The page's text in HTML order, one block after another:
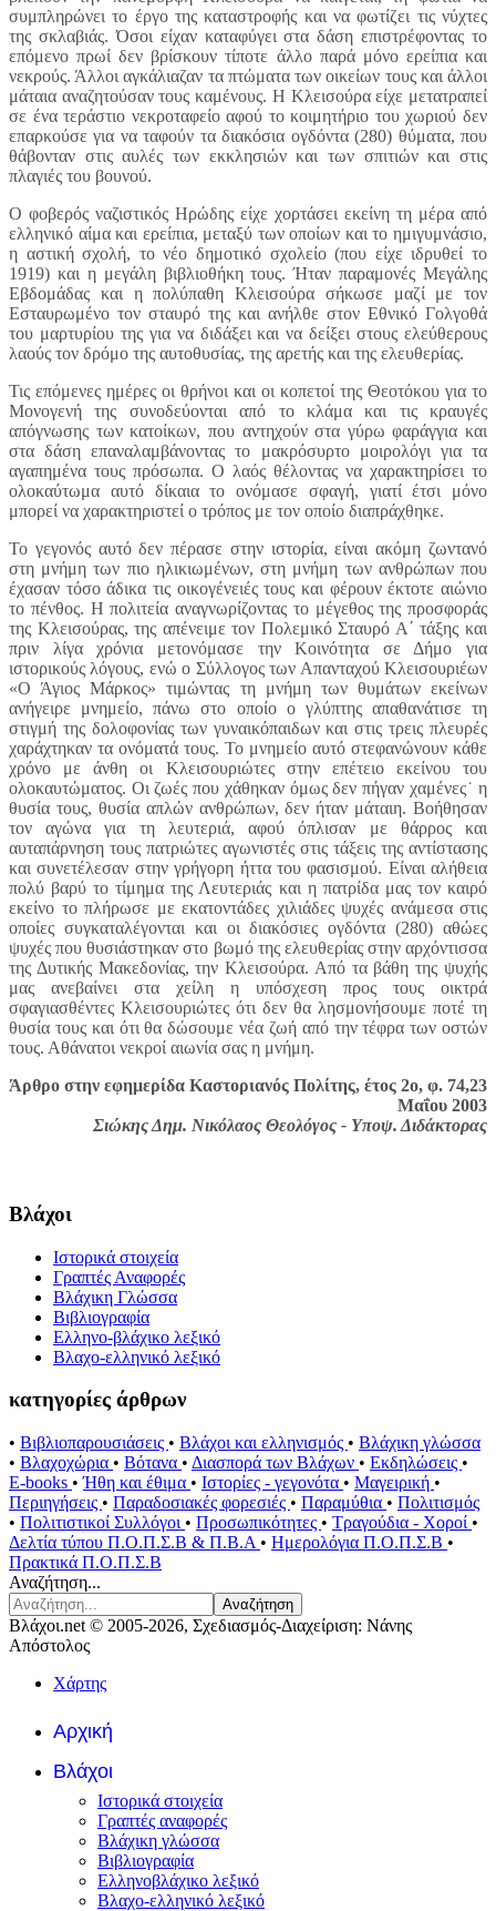
συμπληρώνει το έργο της καταστροφής και να φωτίζει τις νύχτες
της σκλαβιάς. Όσοι είχαν καταφύγει στα δάση επιστρέφοντας το
επόμενο πρωί δεν βρίσκουν τίποτε άλλο παρά μόνο ερείπια και
νεκρούς. Άλλοι αγκάλιαζαν τα πτώματα των οικείων τους και άλλοι
μάταια αναζητούσαν τους καμένους. Η Κλεισούρα είχε μετατραπεί
σε ένα τεράστιο νεκροταφείο αφού το κοιμητήριο του χωριού δεν
επαρκούσε για να ταφούν τα διακόσια ογδόντα (280) θύματα, που
θάβονταν στις αυλές των εκκλησιών και των σπιτιών και στις
πλαγιές του βουνού.
Ο φοβερός ναζιστικός Ηρώδης είχε χορτάσει εκείνη τη μέρα από
ελληνικό αίμα και ερείπια, μεταξύ των οποίων και το ημιγυμνάσιο,
η αστική σχολή, το νέο δημοτικό σχολείο (που είχε ιδρυθεί το
1919) και η μεγάλη βιβλιοθήκη τους. Ήταν παραμονές Μεγάλης
Εβδομάδας και η πολύπαθη Κλεισούρα σήκωσε μαζί με τον
Εσταυρωμένο τον σταυρό της και ανήλθε στον Εθνικό Γολγοθά
του μαρτυρίου της για να διδάξει και να δείξει στους ελεύθερους
λαούς τον δρόμο της αυτοθυσίας, της αρετής και της ελευθερίας.
Τις επόμενες ημέρες οι θρήνοι και οι κοπετοί της Θεοτόκου για το
Μονογενή της συνοδεύονται από το κλάμα και τις κραυγές
απόγνωσης των κατοίκων, που αντηχούν στα γύρω φαράγγια και
στα δάση επαναλαμβάνοντας το μακρόσυρτο μοιρολόγι για τα
αγαπημένα τους πρόσωπα. Ο λαός θέλοντας να χαρακτηρίσει το
ολοκαύτωμα αυτό δίκαια το ονόμασε σφαγή, γιατί έτσι μόνο
μπορεί να χαρακτηριστεί ο τρόπος με τον οποίο διαπράχθηκε.
Το γεγονός αυτό δεν πέρασε στην ιστορία, είναι ακόμη ζωντανό
στη μνήμη των πιο ηλικιωμένων, στη μνήμη των ανθρώπων που
έχασαν τόσο άδικα τις οικογένειές τους και φέρουν έκτοτε αιώνιο
το πένθος. Η πολιτεία αναγνωρίζοντας το μέγεθος της προσφοράς
της Κλεισούρας, της απένειμε τον Πολεμικό Σταυρό Α΄ τάξης και
πριν λίγα χρόνια μετονόμασε την Κοινότητα σε Δήμο για
ιστορικούς λόγους, ενώ ο Σύλλογος των Απανταχού Κλεισουριέων
«Ο Άγιος Μάρκος» τιμώντας τη μνήμη των θυμάτων εκείνων
ανήγειρε μνημείο, πάνω στο οποίο ο γλύπτης απαθανάτισε τη
στιγμή της δολοφονίας των γυναικόπαιδων και στις τρεις πλευρές
χαράχτηκαν τα ονόματά τους. Το μνημείο αυτό στεφανώνουν κάθε
χρόνο με άνθη οι Κλεισουριώτες στην επέτειο εκείνου του
ολοκαυτώματος. Οι ζωές που χάθηκαν όμως δεν πήγαν χαμένες˙ η
θυσία τους, θυσία απλών ανθρώπων, δεν ήταν μάταιη. Βοήθησαν
τον αγώνα για τη λευτεριά, αφού όπλισαν με θάρρος και
αυταπάρνηση τους πατριώτες αγωνιστές στις τάξεις της αντίστασης
και συνετέλεσαν στην γρήγορη ήττα του φασισμού. Είναι αλήθεια
πολύ βαρύ το τίμημα της Λευτεριάς και η πατρίδα μας τον καιρό
εκείνο το πλήρωσε με εκατοντάδες χιλιάδες ψυχές ανάμεσα στις
οποίες συγκαταλέγονται και οι διακόσιες ογδόντα (280) αθώες
ψυχές που θυσιάστηκαν στο βωμό της ελευθερίας στην αρχόντισσα
της Δυτικής Μακεδονίας, την Κλεισούρα. Από τα βάθη της ψυχής
μας ανεβαίνει στα χείλη η υπόσχεση προς τους οικτρά
σφαγιασθέντες Κλεισουριώτες ότι δεν θα λησμονήσουμε ποτέ τη
θυσία τους και ότι θα δώσουμε νέα ζωή από την τέφρα των οστών
τους. Αθάνατοι νεκροί αιωνία σας η μνήμη.
Άρθρο στην εφημερίδα Καστοριανός Πολίτης, έτος 2ο, φ. 74,23
Μαΐου 2003
Σιώκης Δημ. Νικόλαος Θεολόγος - Υποψ. Διδάκτορας
Βλάχοι
Ιστορικά στοιχεία
Γραπτές Αναφορές
Βλάχικη Γλώσσα
Βιβλιογραφία
Ελληνο-βλάχικο λεξικό
Βλαχο-ελληνικό λεξικό
κατηγορίες άρθρων
• Βιβλιοπαρουσιάσεις • Βλάχοι και ελληνισμός • Βλάχικη γλώσσα
• Βλαχοχώρια • Βότανα • Διασπορά των Βλάχων • Εκδηλώσεις •
E-books •Ήθη και έθιμα • Ιστορίες - γεγονότα • Μαγειρική •
Περιηγήσεις • Παραδοσιακές φορεσιές • Παραμύθια • Πολιτισμός
• Πολιτιστικοί Συλλόγοι • Προσωπικότητες • Τραγούδια - Χοροί •
Δελτία τύπου Π.Ο.Π.Σ.Β & Π.Β.Α • Ημερολόγια Π.Ο.Π.Σ.Β •
Πρακτικά Π.Ο.Π.Σ.Β
Αναζήτηση...
Αναζήτηση
Βλάχοι.net © 2005-2026, Σχεδιασμός-Διαχείριση: Νάνης
Απόστολος
Χάρτης
Αρχική
Βλάχοι
Ιστορικά στοιχεία
Γραπτές αναφορές
Βλάχικη γλώσσα
Βιβλιογραφία
Ελληνοβλάχικο λεξικό
Βλαχο-ελληνικό λεξικό